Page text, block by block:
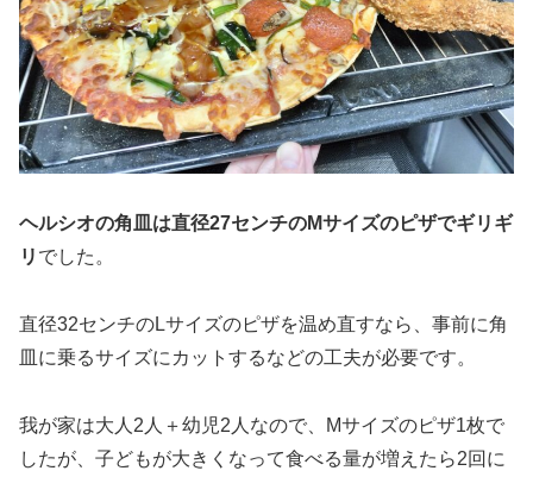
ヘルシオの角皿は直径27センチのMサイズのピザでギリギ
リ でした。
直径32センチのLサイズのピザを温め直すなら、事前に角
皿に乗るサイズにカットするなどの工夫が必要です。
我が家は大人2人＋幼児2人なので、Mサイズのピザ1枚で
したが、子どもが大きくなって食べる量が増えたら2回に